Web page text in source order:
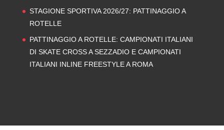
STAGIONE SPORTIVA 2026/27: PATTINAGGIO A
ROTELLE
PATTINAGGIO A ROTELLE: CAMPIONATI ITALIANI
DI SKATE CROSS A SEZZADIO E CAMPIONATI
ITALIANI INLINE FREESTYLE A ROMA